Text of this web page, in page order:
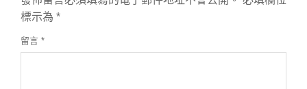
標示為 *
留言 *